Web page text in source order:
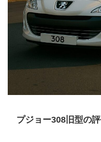
プジョー308旧型の